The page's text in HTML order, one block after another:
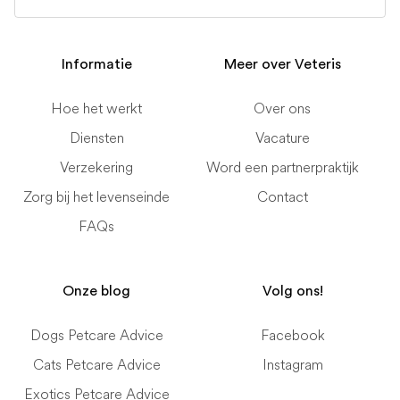
Informatie
Hoe het werkt
Diensten
Verzekering
Zorg bij het levenseinde
FAQs
Meer over Veteris
Over ons
Vacature
Word een partnerpraktijk
Contact
Onze blog
Dogs Petcare Advice
Cats Petcare Advice
Exotics Petcare Advice
Volg ons!
Facebook
Instagram